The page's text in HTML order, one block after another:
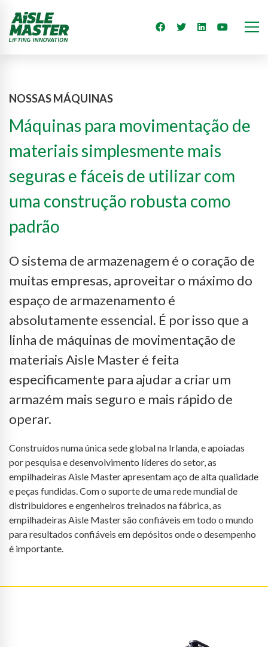
NOSSAS MÁQUINAS
Máquinas para movimentação de
materiais simplesmente mais
seguras e fáceis de utilizar com
uma construção robusta como
padrão
O sistema de armazenagem é o coração de
muitas empresas, aproveitar o máximo do
espaço de armazenamento é
absolutamente essencial. É por isso que a
linha de máquinas de movimentação de
materiais Aisle Master é feita
especificamente para ajudar a criar um
armazém mais seguro e mais rápido de
operar.
Construídos numa única sede global na Irlanda, e apoiadas
por pesquisa e desenvolvimento líderes do setor, as
empilhadeiras Aisle Master apresentam aço de alta qualidade
e peças fundidas. Com o suporte de uma rede mundial de
distribuidores e engenheiros treinados na fábrica, as
empilhadeiras Aisle Master são confiáveis em todo o mundo
para resultados confiáveis em depósitos onde o desempenho
é importante.